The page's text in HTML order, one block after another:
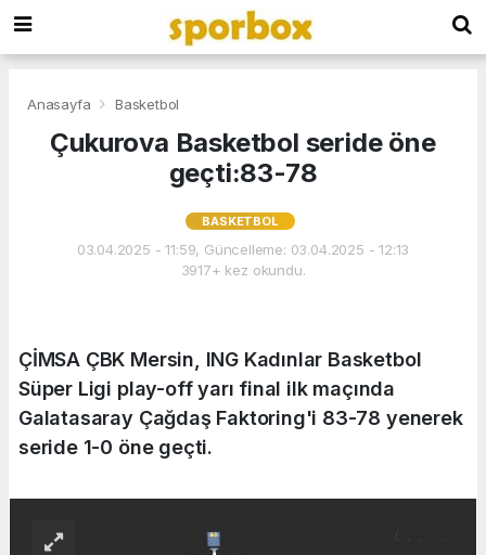
Anasayfa Basketbol
Çukurova Basketbol seride öne
geçti:83-78
BASKETBOL
03.04.2025 - 11:59, Güncelleme: 03.04.2025 - 12:13
3917+ kez okundu.
ÇİMSA ÇBK Mersin, ING Kadınlar Basketbol
Süper Ligi play-off yarı final ilk maçında
Galatasaray Çağdaş Faktoring'i 83-78 yenerek
seride 1-0 öne geçti.